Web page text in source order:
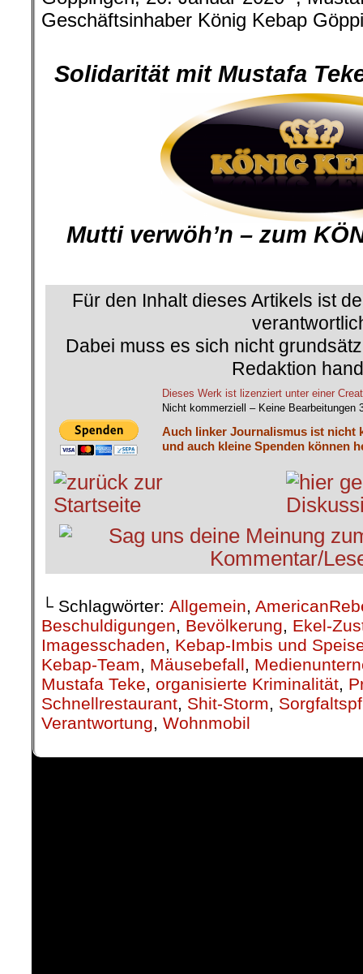
Geschäftsinhaber König Kebap
Solidarität mit Mustafa
Mutti verwöh’n – zum
Für den Inhalt dieses Artikels ist
Dabei muss es sich nicht
Redaktion
Dieses Werk ist lizenziert unter einer
Nicht kommerziell – Keine Bearbeitungen
Auch linker Journalismus ist nicht
und auch kleine Spenden können
└ Schlagwörter: Allgemein,
Beschuldigungen, Bevölkerung, Ekel-
Imagesschaden, Kebap-Imbis und
Kebap-Team, Mäusebefall,
Mustafa Teke, organisierte Kriminalität,
Schnellrestaurant, Shit-Storm,
Verantwortung, Wohnmobil